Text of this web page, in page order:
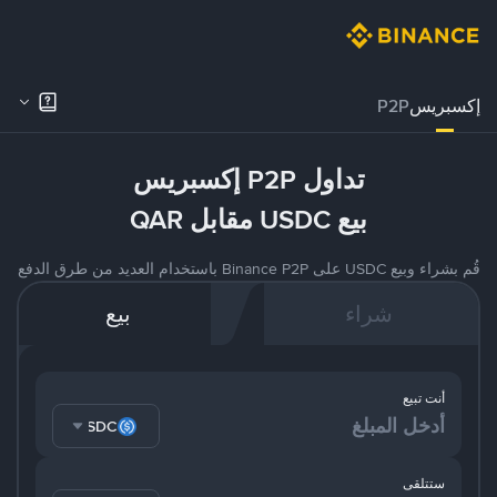
إكسبريسP2P
تداول P2P إكسبريس
بيع USDC مقابل QAR
قُم بشراء وبيع USDC على Binance P2P باستخدام العديد من طرق الدفع
شراء بيع
ستتلقى
أنت تبيع
USDC